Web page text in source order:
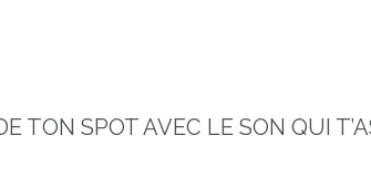
TON SPOT AVEC LE SON QUI